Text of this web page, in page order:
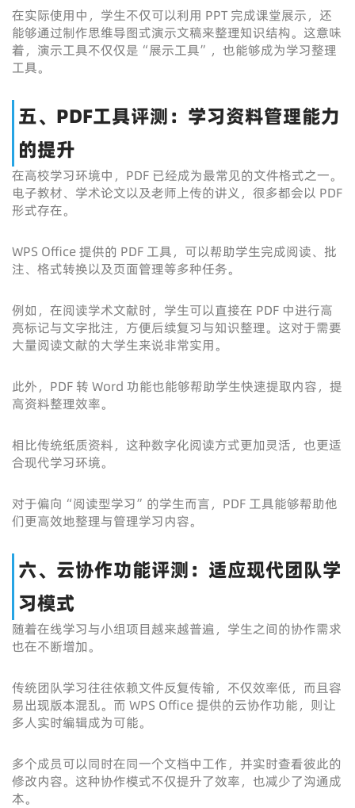
在实际使用中，学生不仅可以利用 PPT 完成课堂展示，还
能够通过制作思维导图式演示文稿来整理知识结构。这意味
着，演示工具不仅仅是“展示工具”，也能够成为学习整理
工具。
五、PDF工具评测：学习资料管理能力
的提升
在高校学习环境中，PDF 已经成为最常见的文件格式之一。
电子教材、学术论文以及老师上传的讲义，很多都会以 PDF
形式存在。
WPS Office 提供的 PDF 工具，可以帮助学生完成阅读、批
注、格式转换以及页面管理等多种任务。
例如，在阅读学术文献时，学生可以直接在 PDF 中进行高
亮标记与文字批注，方便后续复习与知识整理。这对于需要
大量阅读文献的大学生来说非常实用。
此外，PDF 转 Word 功能也能够帮助学生快速提取内容，提
高资料整理效率。
相比传统纸质资料，这种数字化阅读方式更加灵活，也更适
合现代学习环境。
对于偏向“阅读型学习”的学生而言，PDF 工具能够帮助他
们更高效地整理与管理学习内容。
六、云协作功能评测：适应现代团队学
习模式
随着在线学习与小组项目越来越普遍，学生之间的协作需求
也在不断增加。
传统团队学习往往依赖文件反复传输，不仅效率低，而且容
易出现版本混乱。而 WPS Office 提供的云协作功能，则让
多人实时编辑成为可能。
多个成员可以同时在同一个文档中工作，并实时查看彼此的
修改内容。这种协作模式不仅提升了效率，也减少了沟通成
本。